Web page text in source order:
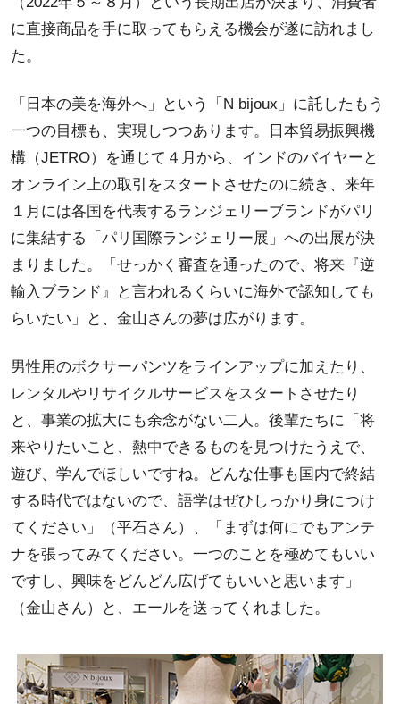
に直接商品を手に取ってもらえる機会が遂に訪れまし
た。
「日本の美を海外へ」という「N bijoux」に託したもう
一つの目標も、実現しつつあります。日本貿易振興機
構（JETRO）を通じて４月から、インドのバイヤーと
オンライン上の取引をスタートさせたのに続き、来年
１月には各国を代表するランジェリーブランドがパリ
に集結する「パリ国際ランジェリー展」への出展が決
まりました。「せっかく審査を通ったので、将来『逆
輸入ブランド』と言われるくらいに海外で認知しても
らいたい」と、金山さんの夢は広がります。
男性用のボクサーパンツをラインアップに加えたり、
レンタルやリサイクルサービスをスタートさせたり
と、事業の拡大にも余念がない二人。後輩たちに「将
来やりたいこと、熱中できるものを見つけたうえで、
遊び、学んでほしいですね。どんな仕事も国内で終結
する時代ではないので、語学はぜひしっかり身につけ
てください」（平石さん）、「まずは何にでもアンテ
ナを張ってみてください。一つのことを極めてもいい
ですし、興味をどんどん広げてもいいと思います」
（金山さん）と、エールを送ってくれました。